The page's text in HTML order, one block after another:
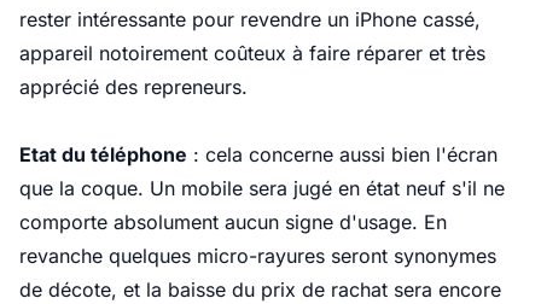
rester intéressante pour revendre un iPhone cassé,
appareil notoirement coûteux à faire réparer et très
apprécié des repreneurs.
Etat du téléphone : cela concerne aussi bien l'écran
que la coque. Un mobile sera jugé en état neuf s'il ne
comporte absolument aucun signe d'usage. En
revanche quelques micro-rayures seront synonymes
de décote, et la baisse du prix de rachat sera encore